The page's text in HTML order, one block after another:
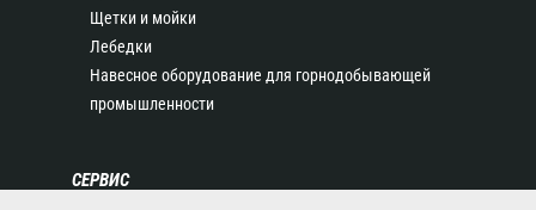
Щетки и мойки
Лебедки
Навесное оборудование для горнодобывающей
промышленности
СЕРВИС